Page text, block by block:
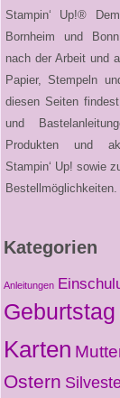
Stampin‘ Up!®
Bornheim und
nach der Arbeit und
Papier, Stempeln
diesen Seiten
und
Produkten und
Stampin‘ Up! sowie
Bestellmöglichkeiten.
Kategorien
Anleitungen
Geburtstag
Karten
Ostern